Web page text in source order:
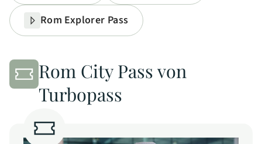
Rom Explorer Pass
Rom City Pass von
Turbopass